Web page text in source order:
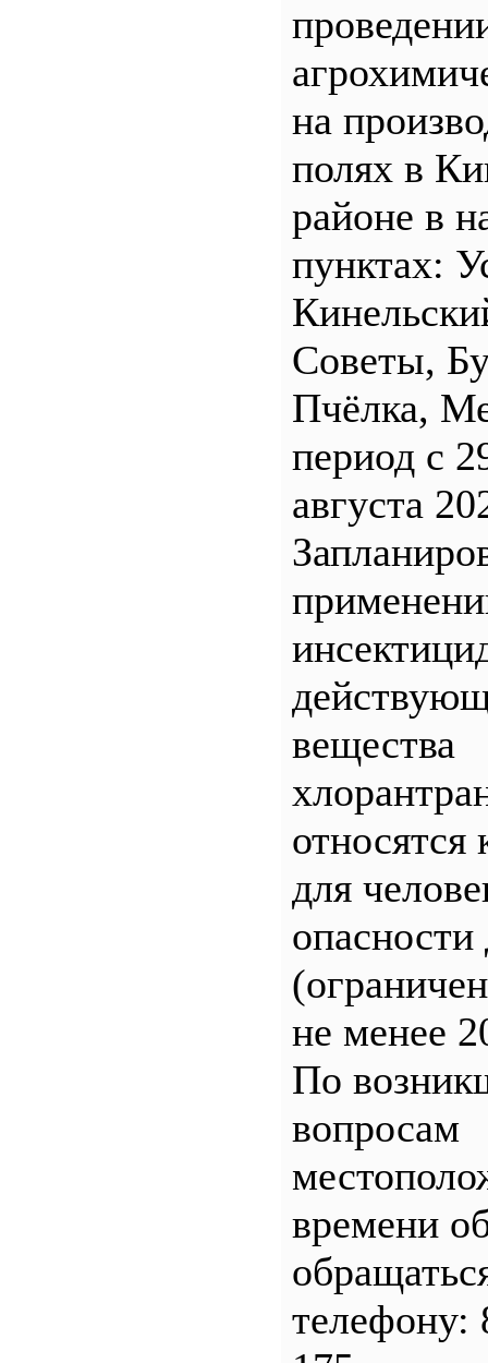
на
полях в
районе в
пунктах:
Советы,
Пчёлка,
период с
августа
вещества
относятся
для
опасности
не менее
По
вопросам
времени
телефону: